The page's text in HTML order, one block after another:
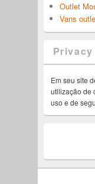
Outlet
Vans
Privacy
Em seu site
utilização de
uso e de